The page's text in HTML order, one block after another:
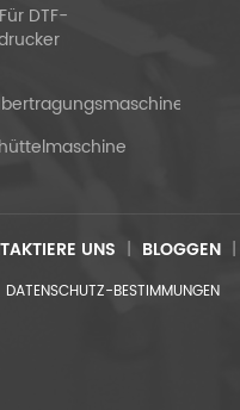
DTF-
UNS | BLOGGEN |
DATENSCHUTZ-BESTIMMUNGEN